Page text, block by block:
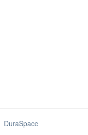
DuraSpace